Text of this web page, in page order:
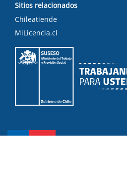
Sitios relacionados
Chileatiende
MiLicencia.cl